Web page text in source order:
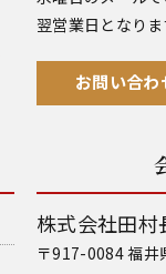
翌営業日となりま
お問い合わ
株式会社田村
〒917-0084 福井